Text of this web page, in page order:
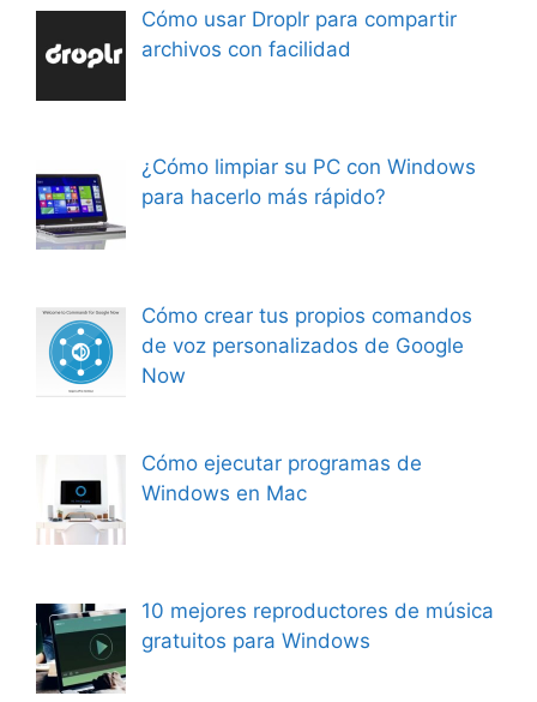
Cómo usar Droplr para compartir
archivos con facilidad
¿Cómo limpiar su PC con Windows
para hacerlo más rápido?
Cómo crear tus propios comandos
de voz personalizados de Google
Now
Cómo ejecutar programas de
Windows en Mac
10 mejores reproductores de música
gratuitos para Windows